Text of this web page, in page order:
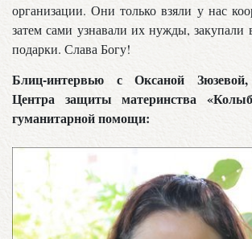
организации. Они только взяли у нас
затем сами узнавали их нужды, закупали
подарки. Слава Богу!
Блиц-интервью с Оксаной Зюзевой,
Центра защиты материнства
гуманитарной помощи: